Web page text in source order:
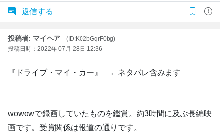
返信する
投稿者: マイヘア
(ID:K02bGqrF0bg)
投稿日時：2022年 07月 28日 12:36
『ドライブ・マイ・カー』 ←ネタバレ含みます
wowowで録画していたものを鑑賞。約3時間に及ぶ長編映
画です。受賞関係は報道の通りです。